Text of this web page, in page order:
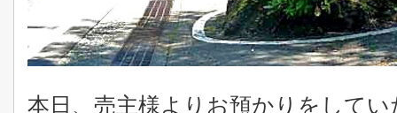
本日、売主様よりお預かりをして